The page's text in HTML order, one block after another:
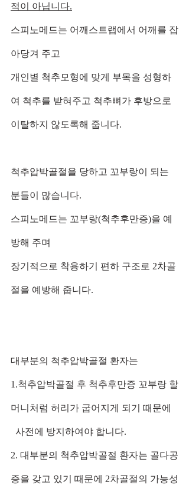
적이 아닙니다.
스피노메드는 어깨스트랩에서 어깨를 잡
아당겨 주고
개인별 척추모형에 맞게 부목을 성형하
여 척추를 받혀주고 척추뼈가 후방으로
이탈하지 않도록해 줍니다.
척추압박골절을 당하고 꼬부랑이 되는
분들이 많습니다.
스피노메드는 꼬부랑(척추후만증)을 예
방해 주며
장기적으로 착용하기 편하 구조로 2차골
절을 예방해 줍니다.
대부분의 척추압박골절 환자는
1.척추압박골절 후 척추후만증 꼬부랑 할
머니처럼 허리가 굽어지게 되기 때문에
  사전에 방지하여야 합니다.
2. 대부분의 척추압박골절 환자는 골다공
증을 갖고 있기 때문에 2차골절의 가능성